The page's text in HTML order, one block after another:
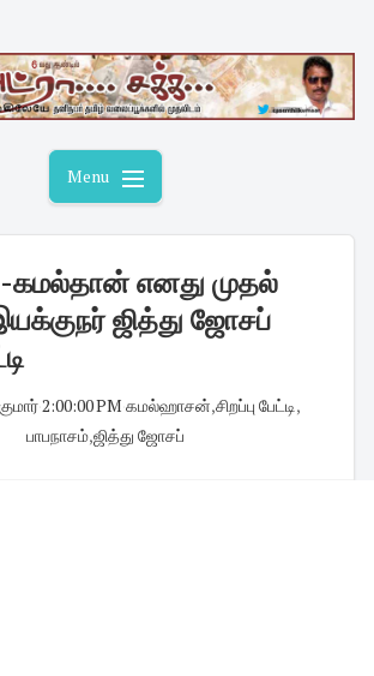
Menu
-கமல்தான் எனது முதல்
ஜித்து ஜோசப்
2:00:00 PM கமல்ஹாசன்,சிறப்பு பேட்டி,
பாபநாசம்,ஜித்து ஜோசப்